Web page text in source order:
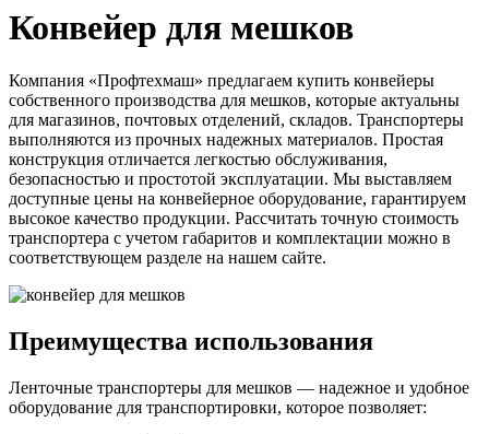
Конвейер для мешков
Компания «Профтехмаш» предлагаем купить конвейеры
собственного производства для мешков, которые актуальны
для магазинов, почтовых отделений, складов. Транспортеры
выполняются из прочных надежных материалов. Простая
конструкция отличается легкостью обслуживания,
безопасностью и простотой эксплуатации. Мы выставляем
доступные цены на конвейерное оборудование, гарантируем
высокое качество продукции. Рассчитать точную стоимость
транспортера с учетом габаритов и комплектации можно в
соответствующем разделе на нашем сайте.
Преимущества использования
Ленточные транспортеры для мешков — надежное и удобное
оборудование для транспортировки, которое позволяет: